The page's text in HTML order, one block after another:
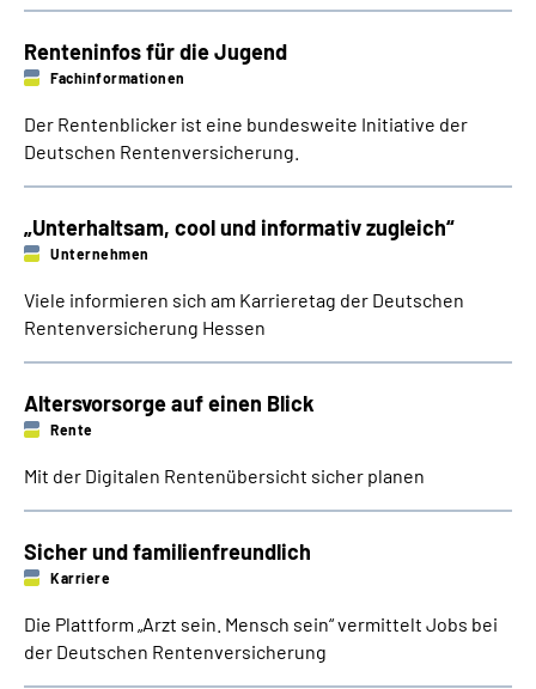
Fachinformationen
Renteninfos für die Jugend
Der Rentenblicker ist eine bundesweite Initiative der
Deutschen Rentenversicherung.
Unternehmen
„Unterhaltsam, cool und informativ zugleich“
Viele informieren sich am Karrieretag der Deutschen
Rentenversicherung Hessen
Rente
Altersvorsorge auf einen Blick
Mit der Digitalen Rentenübersicht sicher planen
Karriere
Sicher und familienfreundlich
Die Plattform „Arzt sein. Mensch sein“ vermittelt Jobs bei
der Deutschen Rentenversicherung